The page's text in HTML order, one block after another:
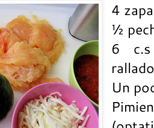
4
½
6 c.s
Un